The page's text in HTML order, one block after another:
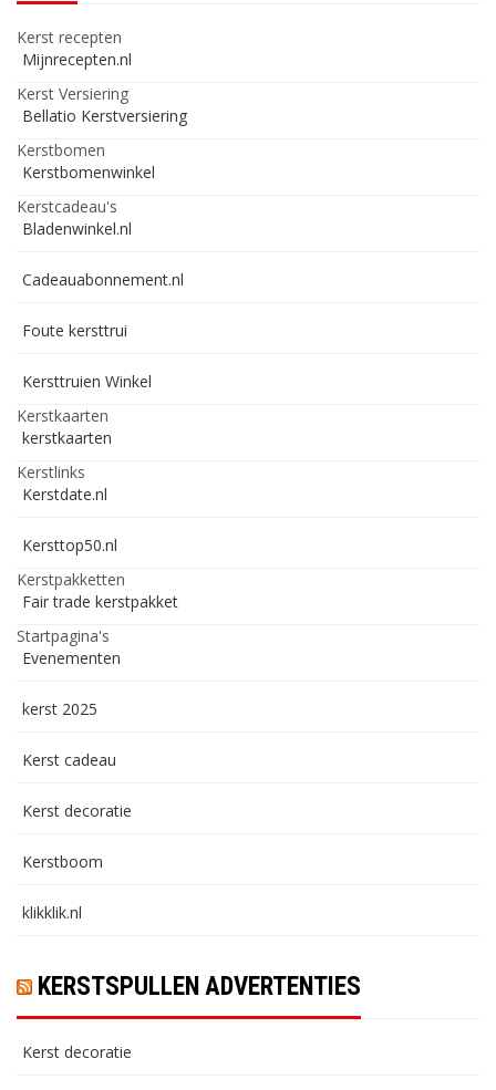
Kerst recepten
Mijnrecepten.nl
Kerst Versiering
Bellatio Kerstversiering
Kerstbomen
Kerstbomenwinkel
Kerstcadeau's
Bladenwinkel.nl
Cadeauabonnement.nl
Foute kersttrui
Kersttruien Winkel
Kerstkaarten
kerstkaarten
Kerstlinks
Kerstdate.nl
Kersttop50.nl
Kerstpakketten
Fair trade kerstpakket
Startpagina's
Evenementen
kerst 2025
Kerst cadeau
Kerst decoratie
Kerstboom
klikklik.nl
KERSTSPULLEN ADVERTENTIES
Kerst decoratie